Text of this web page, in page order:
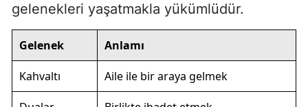
gelenekleri yaşatmakla yükümlüdür.
Gelenek Anlamı
Kahvaltı Aile ile bir araya gelmek